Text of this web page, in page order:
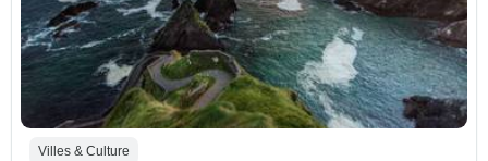
Villes & Culture